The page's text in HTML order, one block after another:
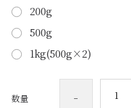
200g
500g
1kg(500g×2)
数量 -